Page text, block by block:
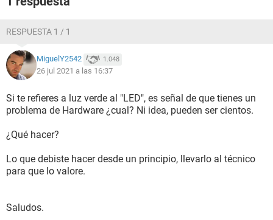
RESPUESTA 1 / 1
MiguelY2542 1.048
26 jul 2021 a las 16:37
Si te refieres a luz verde al "LED", es señal de que tienes un
problema de Hardware ¿cual? Ni idea, pueden ser cientos.
¿Qué hacer?
Lo que debiste hacer desde un principio, llevarlo al técnico
para que lo valore.
Saludos.